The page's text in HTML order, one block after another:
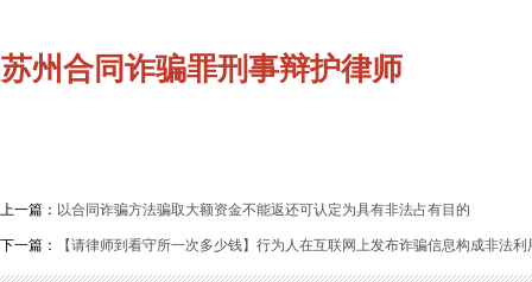
苏州合同诈骗罪刑事辩护律师
上一篇： 以合同诈骗方法骗取大额资金不能返还可认定为具有非法占有目的
下一篇： 【请律师到看守所一次多少钱】行为人在互联网上发布诈骗信息构成非法利